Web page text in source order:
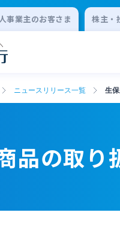
事業主のお客さま 株主・
ニュースリリース一覧 生
品の取り